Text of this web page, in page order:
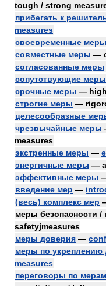
tough / strong
прибегать к
measures
своевременные меры
совместные меры —
согласованные меры
сопутствующие меры
срочные меры —
строгие меры —
целесообразные
чрезвычайные меры
measures
экстренные меры —
энергичные меры —
эффективные меры
введение мер —
(весь) комплекс мер
меры безопасности
safetyjmeasures
меры доверия —
меры по укреплению
measures
переговоры по